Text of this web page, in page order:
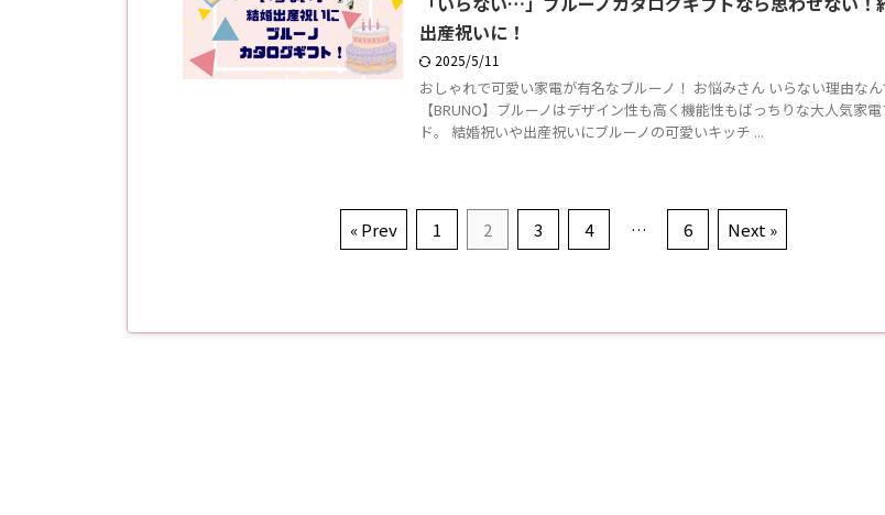
出産祝いに！
2025/5/11
おしゃれで可愛い家電が有名なブルーノ！ お悩みさん いらない理由なん
【BRUNO】ブルーノはデザイン性も高く機能性もばっちりな大人気家
ド。 結婚祝いや出産祝いにブルーノの可愛いキッチ ...
« Prev 1 2 3 4 … 6 Next »